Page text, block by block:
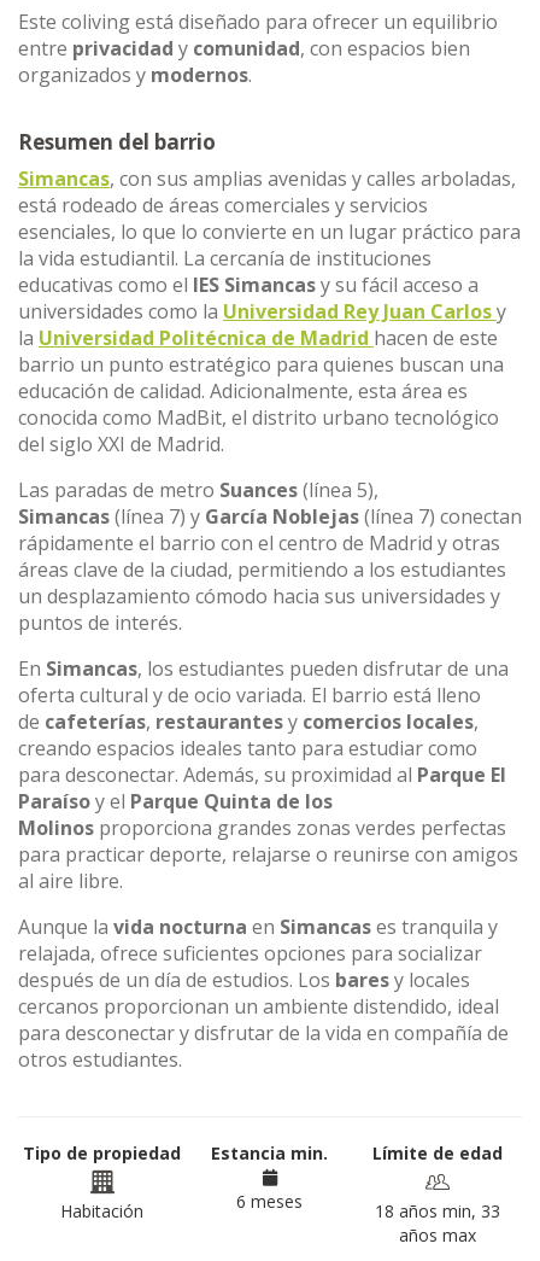
Este coliving está diseñado para ofrecer un equilibrio
entre privacidad y comunidad, con espacios bien
organizados y modernos.
Resumen del barrio
Simancas, con sus amplias avenidas y calles arboladas,
está rodeado de áreas comerciales y servicios
esenciales, lo que lo convierte en un lugar práctico para
la vida estudiantil. La cercanía de instituciones
educativas como el IES Simancasy su fácil acceso a
universidades como la Universidad Rey Juan Carlosy
la Universidad Politécnica de Madrid hacen de este
barrio un punto estratégico para quienes buscan una
educación de calidad. Adicionalmente, esta área es
conocida como MadBit, el distrito urbano tecnológico
del siglo XXI de Madrid.
Las paradas de metro Suances(línea 5),
Simancas(línea 7) y García Noblejas(línea 7) conectan
rápidamente el barrio con el centro de Madrid y otras
áreas clave de la ciudad, permitiendo a los estudiantes
un desplazamiento cómodo hacia sus universidades y
puntos de interés.
En Simancas, los estudiantes pueden disfrutar de una
oferta cultural y de ocio variada. El barrio está lleno
de cafeterías, restaurantesy comercios locales,
creando espacios ideales tanto para estudiar como
para desconectar. Además, su proximidad al Parque El
Paraísoy el Parque Quinta de los
Molinos proporciona grandes zonas verdes perfectas
para practicar deporte, relajarse o reunirse con amigos
al aire libre.
Aunque la vida nocturna en Simancases tranquila y
relajada, ofrece suficientes opciones para socializar
después de un día de estudios. Los baresy locales
cercanos proporcionan un ambiente distendido, ideal
para desconectar y disfrutar de la vida en compañía de
otros estudiantes.
Tipo de propiedad
Habitación
Estancia min.
6 meses
Límite de edad
18 años min, 33
años max